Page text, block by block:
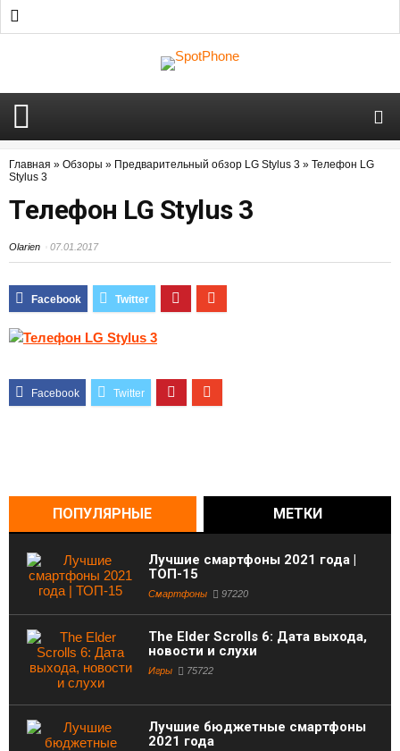
Главная » Обзоры » Предварительный обзор LG Stylus 3 » Телефон LG
Stylus 3
Телефон LG Stylus 3
Olarien 07.01.2017
ПОПУЛЯРНЫЕ МЕТКИ
Лучшие смартфоны 2021 года |
ТОП-15
Смартфоны 97220
The Elder Scrolls 6: Дата выхода,
новости и слухи
Игры 75722
Лучшие бюджетные смартфоны
2021 года